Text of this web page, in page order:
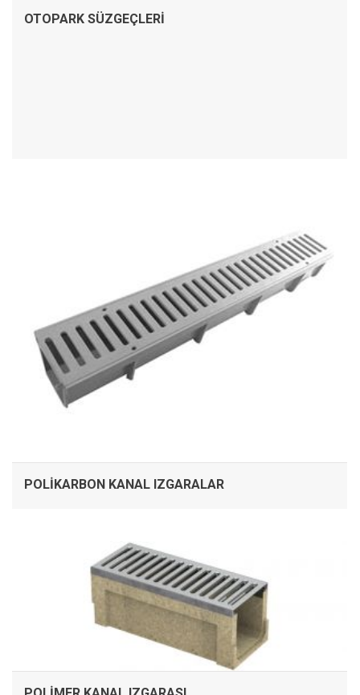
OTOPARK SÜZGEÇLERI
POLIKARBON KANAL IZGARALAR
İNCELE